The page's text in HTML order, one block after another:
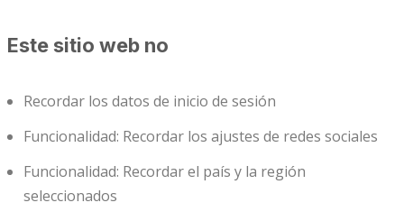
Este sitio web no
Recordar los datos de inicio de sesión
Funcionalidad: Recordar los ajustes de redes sociales
Funcionalidad: Recordar el país y la región
seleccionados